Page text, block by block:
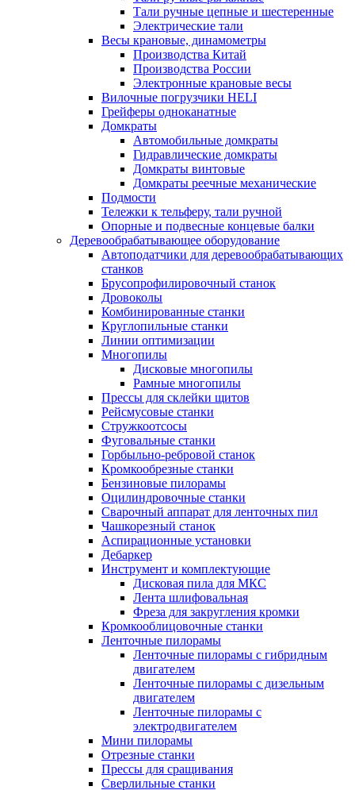
Тали ручные цепные и шестеренные
Электрические тали
Весы крановые, динамометры
Производства Китай
Производства России
Электронные крановые весы
Вилочные погрузчики HELI
Грейферы одноканатные
Домкраты
Автомобильные домкраты
Гидравлические домкраты
Домкраты винтовые
Домкраты реечные механические
Подмости
Тележки к тельферу, тали ручной
Опорные и подвесные концевые балки
Деревообрабатывающее оборудование
Автоподатчики для деревообрабатывающих
станков
Брусопрофилировочный станок
Дровоколы
Комбинированные станки
Круглопильные станки
Линии оптимизации
Многопилы
Дисковые многопилы
Рамные многопилы
Прессы для склейки щитов
Рейсмусовые станки
Стружкоотсосы
Фуговальные станки
Горбыльно-ребровой станок
Кромкообрезные станки
Бензиновые пилорамы
Оцилиндровочные станки
Сварочный аппарат для ленточных пил
Чашкорезный станок
Аспирационные установки
Дебаркер
Инструмент и комплектующие
Дисковая пила для МКС
Лента шлифовальная
Фреза для закругления кромки
Кромкооблицовочные станки
Ленточные пилорамы
Ленточные пилорамы с гибридным
двигателем
Ленточные пилорамы с дизельным
двигателем
Ленточные пилорамы с
электродвигателем
Мини пилорамы
Отрезные станки
Прессы для сращивания
Сверлильные станки